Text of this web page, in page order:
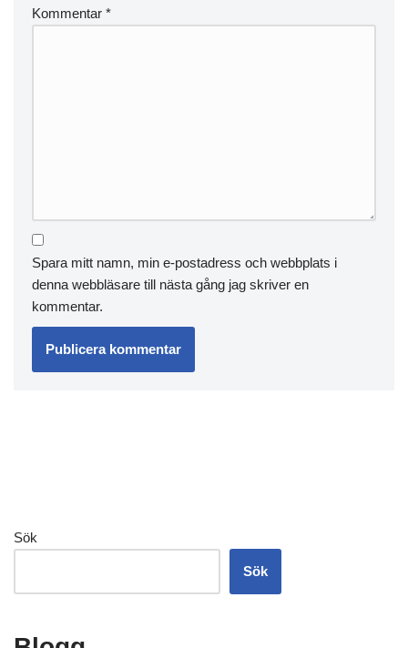
Kommentar *
Spara mitt namn, min e-postadress och webbplats i
denna webbläsare till nästa gång jag skriver en
kommentar.
Sök
Sök